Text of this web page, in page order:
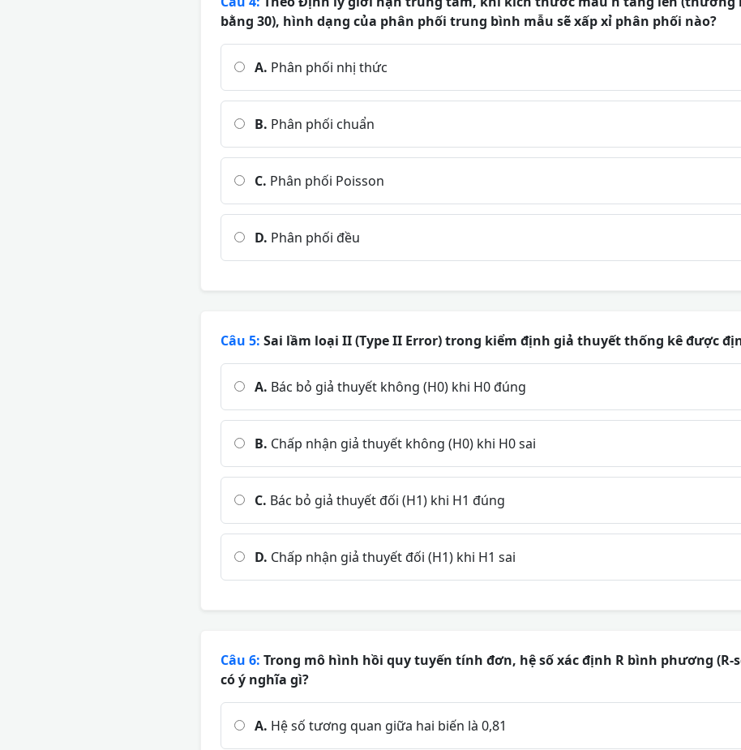
bằng 30), hình dạng của phân phối trung bình mẫu sẽ xấp xỉ phân phối nào?
A. Phân phối nhị thức
B. Phân phối chuẩn
C. Phân phối Poisson
D. Phân phối đều
Câu 5: Sai lầm loại II (Type II Error) trong kiểm định giả thuyết thống kê được
A. Bác bỏ giả thuyết không (H0) khi H0 đúng
B. Chấp nhận giả thuyết không (H0) khi H0 sai
C. Bác bỏ giả thuyết đối (H1) khi H1 đúng
D. Chấp nhận giả thuyết đối (H1) khi H1 sai
Câu 6: Trong mô hình hồi quy tuyến tính đơn, hệ số xác định R bình phương (R-
có ý nghĩa gì?
A. Hệ số tương quan giữa hai biến là 0,81